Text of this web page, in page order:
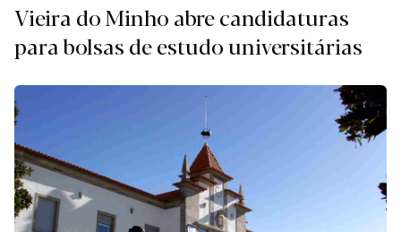
Vieira do Minho abre candidaturas
para bolsas de estudo universitárias